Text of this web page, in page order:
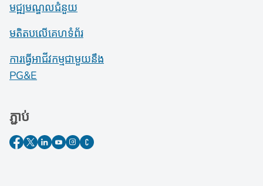
មជ្ឍមណ្ឌលជំនួយ
មតិតបលើគេហទំព័រ
ការធ្វើអាជីវកម្មជាមួយនឹង
PG&E
ភ្ជាប់